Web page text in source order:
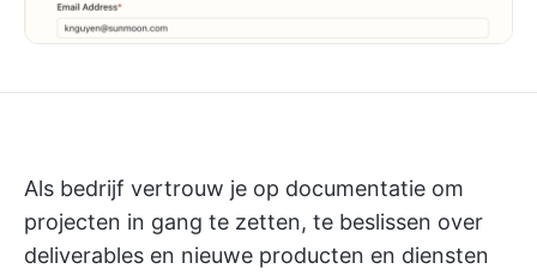
Als bedrijf vertrouw je op documentatie om
projecten in gang te zetten, te beslissen over
deliverables en nieuwe producten en diensten